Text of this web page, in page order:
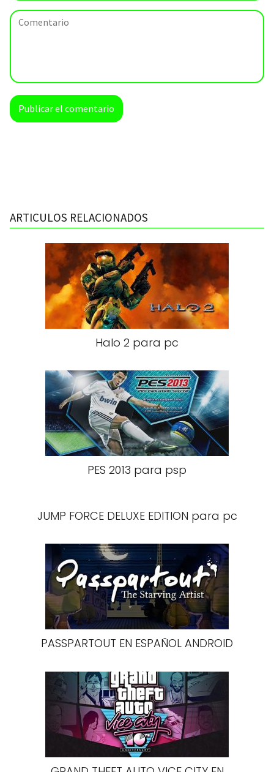
ARTICULOS RELACIONADOS
Halo 2 para pc
PES 2013 para psp
JUMP FORCE DELUXE EDITION para pc
PASSPARTOUT EN ESPAÑOL ANDROID